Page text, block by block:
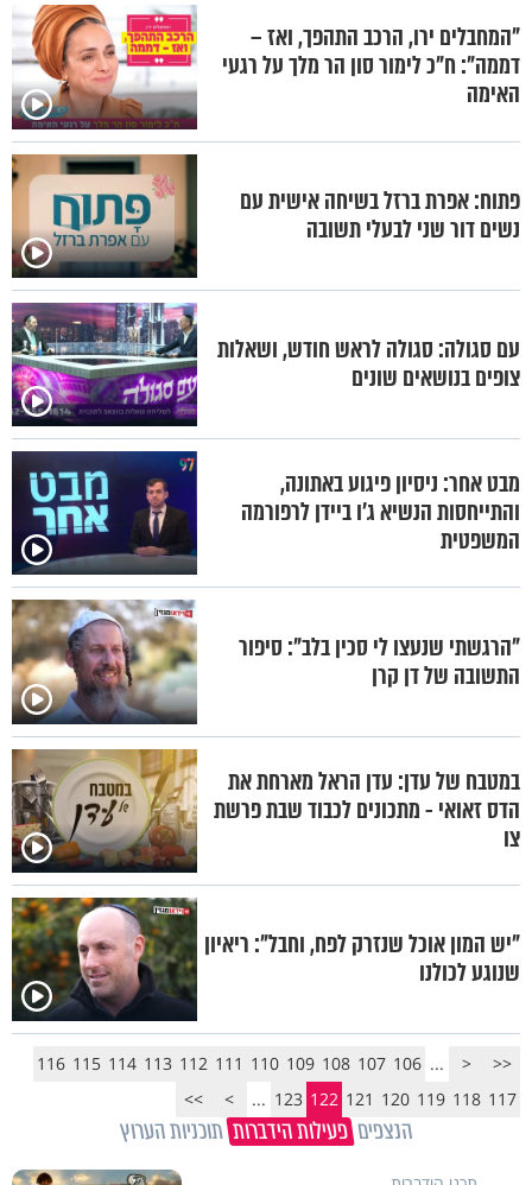
"המחבלים ירו, הרכב התהפך, ואז –
דממה": ח"כ לימור סון הר מלך על רגעי
האימה
פתוח: אפרת ברזל בשיחה אישית עם
נשים דור שני לבעלי תשובה
עם סגולה: סגולה לראש חודש, ושאלות
צופים בנושאים שונים
מבט אחר: ניסיון פיגוע באתונה,
והתייחסות הנשיא ג’ו ביידן לרפורמה
המשפטית
"הרגשתי שנעצו לי סכין בלב": סיפור
התשובה של דן קרן
במטבח של עדן: עדן הראל מארחת את
הדס זאואי - מתכונים לכבוד שבת פרשת
צו
"יש המון אוכל שנזרק לפח, וחבל": ריאיון
שנוגע לכולנו
<<
<
...
106
107
108
109
110
111
112
113
114
115
116
117
118
119
120
121
122
123
...
>
>>
הנצפים פעילות הידברות תוכניות הערוץ